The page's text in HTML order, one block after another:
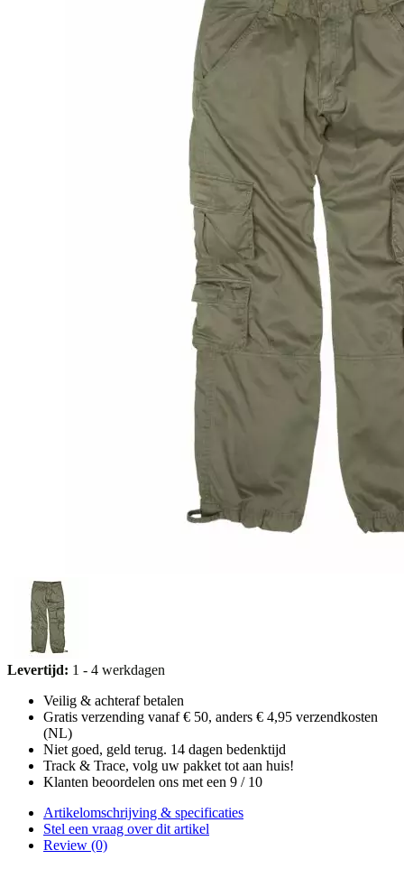
Levertijd: 1 - 4 werkdagen
Veilig & achteraf betalen
Gratis verzending vanaf € 50, anders € 4,95 verzendkosten
(NL)
Niet goed, geld terug. 14 dagen bedenktijd
Track & Trace, volg uw pakket tot aan huis!
Klanten beoordelen ons met een 9 / 10
Artikelomschrijving & specificaties
Stel een vraag over dit artikel
Review (0)